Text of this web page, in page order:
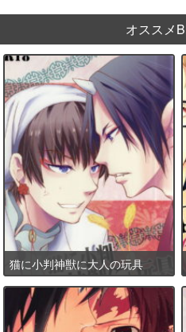
オススメ
猫に小判神獣に大人の玩具